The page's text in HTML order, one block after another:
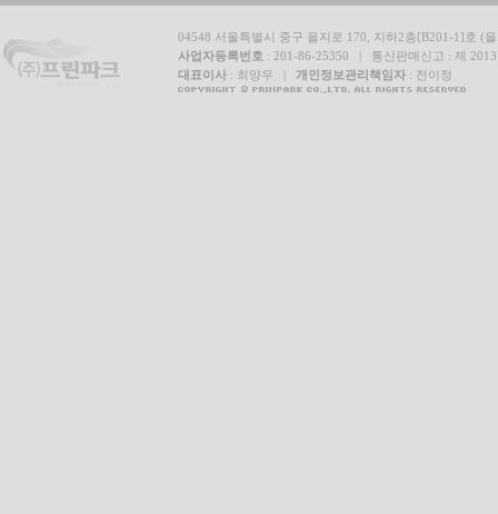
04548 서울특별시 중구 을지로 170, 지하2층[B201-1]호
사업자등록번호 : 201-86-25350 | 통신판매신고 : 제
대표이사 : 최양우 | 개인정보관리책임자 : 전이정